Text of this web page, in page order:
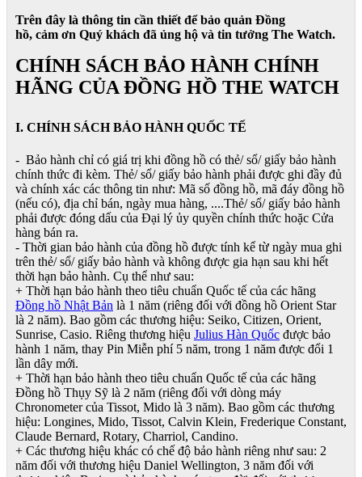
Trên đây là thông tin cần thiết để bảo quản Đồng
hồ, cảm ơn Quý khách đã ủng hộ và tin tưởng The Watch.
CHÍNH SÁCH BẢO HÀNH CHÍNH
HÃNG CỦA ĐỒNG HỒ THE WATCH
I. CHÍNH SÁCH BẢO HÀNH QUỐC TẾ
- Bảo hành chỉ có giá trị khi đồng hồ có thẻ/ sổ/ giấy bảo hành
chính thức đi kèm. Thẻ/ sổ/ giấy bảo hành phải được ghi đầy đủ
và chính xác các thông tin như: Mã số đồng hồ, mã đáy đồng hồ
(nếu có), địa chỉ bán, ngày mua hàng, ....Thẻ/ sổ/ giấy bảo hành
phải được đóng dấu của Đại lý ủy quyền chính thức hoặc Cửa
hàng bán ra.
- Thời gian bảo hành của đồng hồ được tính kể từ ngày mua ghi
trên thẻ/ sổ/ giấy bảo hành và không được gia hạn sau khi hết
thời hạn bảo hành. Cụ thể như sau:
+ Thời hạn bảo hành theo tiêu chuẩn Quốc tế của các hãng
Đồng hồ Nhật Bản là 1 năm (riêng đối với đồng hồ Orient Star
là 2 năm). Bao gồm các thương hiệu: Seiko, Citizen, Orient,
Sunrise, Casio. Riêng thương hiệu Julius Hàn Quốc được bảo
hành 1 năm, thay Pin Miễn phí 5 năm, trong 1 năm được đổi 1
lần dây mới.
+ Thời hạn bảo hành theo tiêu chuẩn Quốc tế của các hãng
Đồng hồ Thụy Sỹ là 2 năm (riêng đối với dòng máy
Chronometer của Tissot, Mido là 3 năm). Bao gồm các thương
hiệu: Longines, Mido, Tissot, Calvin Klein, Frederique Constant,
Claude Bernard, Rotary, Charriol, Candino.
+ Các thương hiệu khác có chế độ bảo hành riêng như sau: 2
năm đối với thương hiệu Daniel Wellington, 3 năm đối với